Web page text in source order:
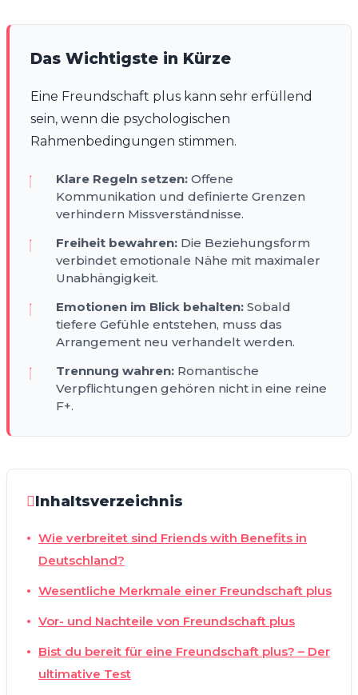
Das Wichtigste in Kürze
Eine Freundschaft plus kann sehr erfüllend
sein, wenn die psychologischen
Rahmenbedingungen stimmen.
Klare Regeln setzen: Offene
Kommunikation und definierte Grenzen
verhindern Missverständnisse.
Freiheit bewahren: Die Beziehungsform
verbindet emotionale Nähe mit maximaler
Unabhängigkeit.
Emotionen im Blick behalten: Sobald
tiefere Gefühle entstehen, muss das
Arrangement neu verhandelt werden.
Trennung wahren: Romantische
Verpflichtungen gehören nicht in eine reine
F+.
Inhaltsverzeichnis
Wie verbreitet sind Friends with Benefits in
Deutschland?
Wesentliche Merkmale einer Freundschaft plus
Vor- und Nachteile von Freundschaft plus
Bist du bereit für eine Freundschaft plus? – Der
ultimative Test